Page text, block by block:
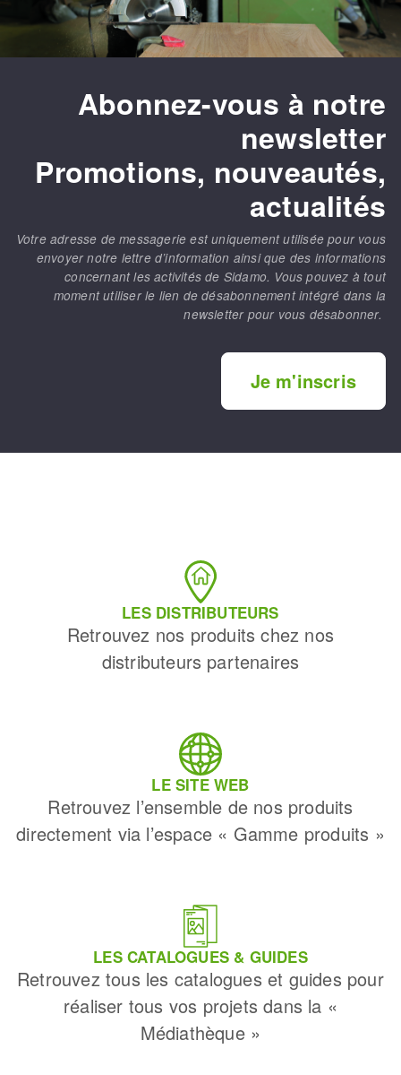
Abonnez-vous à notre
newsletter
Promotions, nouveautés,
actualités
Votre adresse de messagerie est uniquement utilisée pour vous
envoyer notre lettre d’information ainsi que des informations
concernant les activités de Sidamo. Vous pouvez à tout
moment utiliser le lien de désabonnement intégré dans la
newsletter pour vous désabonner.
Je m'inscris
LES DISTRIBUTEURS
Retrouvez nos produits chez nos
distributeurs partenaires
LE SITE WEB
Retrouvez l’ensemble de nos produits
directement via l’espace « Gamme produits »
LES CATALOGUES & GUIDES
Retrouvez tous les catalogues et guides pour
réaliser tous vos projets dans la «
Médiathèque »